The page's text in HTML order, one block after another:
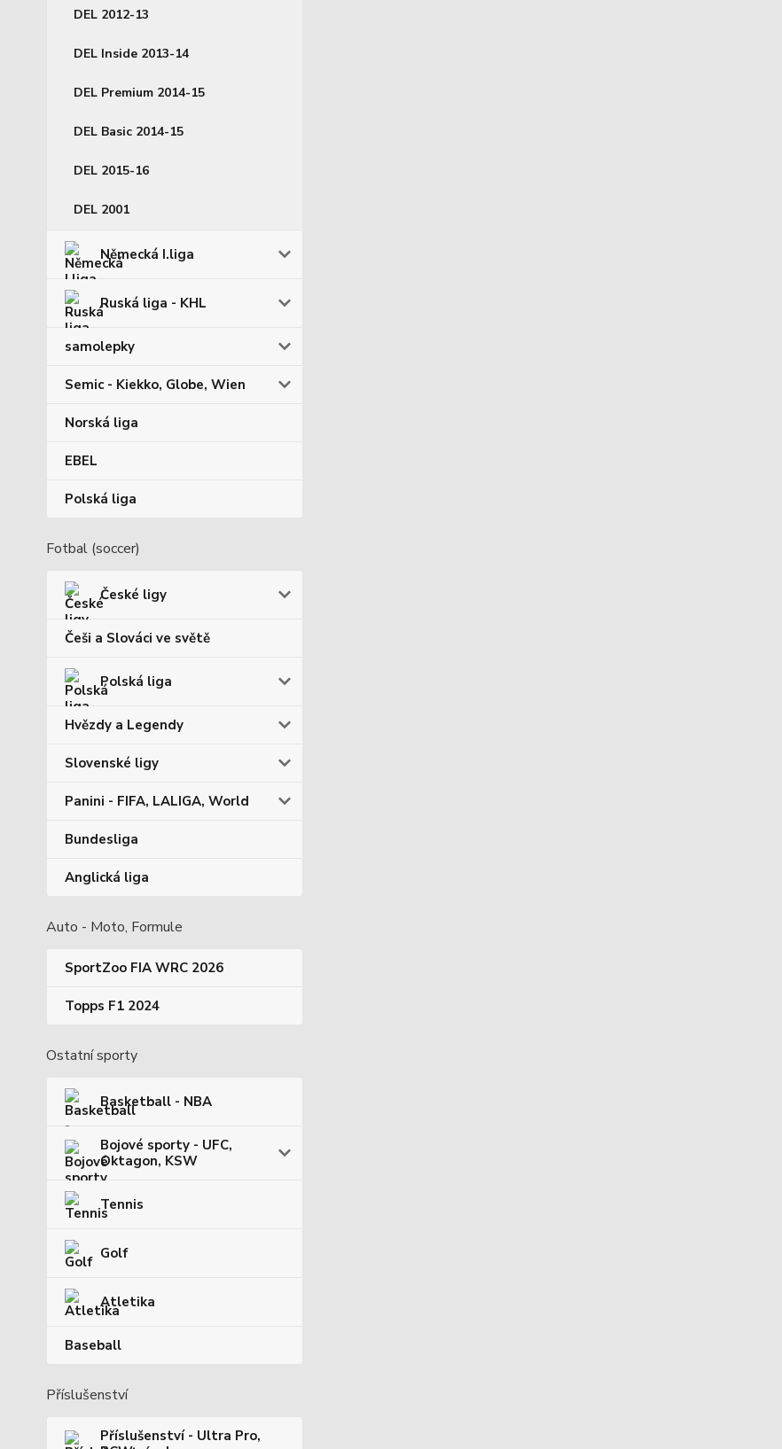
DEL 2012-13
DEL Inside 2013-14
DEL Premium 2014-15
DEL Basic 2014-15
DEL 2015-16
DEL 2001
Německá I.liga
Ruská liga - KHL
samolepky
Semic - Kiekko, Globe, Wien
Norská liga
EBEL
Polská liga
Fotbal (soccer)
České ligy
Češi a Slováci ve světě
Polská liga
Hvězdy a Legendy
Slovenské ligy
Panini - FIFA, LALIGA, World
Bundesliga
Anglická liga
Auto - Moto, Formule
SportZoo FIA WRC 2026
Topps F1 2024
Ostatní sporty
Basketball - NBA
Bojové sporty - UFC,
Oktagon, KSW
Tennis
Golf
Atletika
Baseball
Příslušenství
Příslušenství - Ultra Pro,